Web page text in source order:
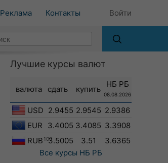
Реклама Контакты Войти
Лучшие курсы валют
валюта сдать купить
НБ РБ
08.08.2026
USD 2.9455 2.9545 2.9386
EUR
3.4005 3.4085 3.3908
RUB 1003.5005 3.51
3.6365
Все курсы НБ РБ